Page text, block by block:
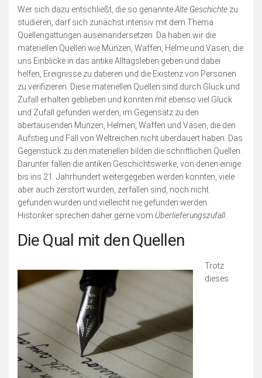
Wer sich dazu entschließt, die so genannteAlte Geschichte zu
studieren, darf sich zunächst intensiv mit dem Thema
Quellengattungen auseinandersetzen. Da haben wir die
materiellen Quellen wie Münzen, Waffen, Helme und Vasen, die
uns Einblicke in das antike Alltagsleben geben und dabei
helfen, Ereignisse zu datieren und die Existenz von Personen
zu verifizieren. Diese materiellen Quellen sind durch Glück und
Zufall erhalten geblieben und konnten mit ebenso viel Glück
und Zufall gefunden werden, im Gegensatz zu den
abertausenden Münzen, Helmen, Waffen und Vasen, die den
Aufstieg und Fall von Weltreichen nicht überdauert haben. Das
Gegenstück zu den materiellen bilden die schriftlichen Quellen.
Darunter fallen die antiken Geschichtswerke, von denen einige
bis ins 21. Jahrhundert weitergegeben werden konnten, viele
aber auch zerstört wurden, zerfallen sind, noch nicht
gefunden wurden und vielleicht nie gefunden werden.
Historiker sprechen daher gerne vom Überlieferungszufall
Die Qual mit den Quellen
Trotz
dieses